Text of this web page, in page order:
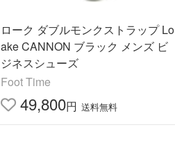
ローク ダブルモンクストラップ Lo
ake CANNON ブラック メンズ ビ
ジネスシューズ
Foot Time
49,800円 送料無料